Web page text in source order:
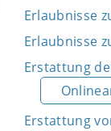
Erlaubnisse
Erlaubnisse
Erstattung
Erstattung